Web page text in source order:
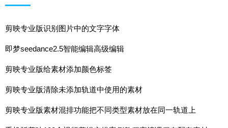
剪映专业版识别图片中的文字字体
即梦seedance2.5智能编辑高级编辑
剪映专业版给素材添加颜色标签
剪映专业版清除未添加轨道中使用的素材
剪映专业版素材混排功能把不同类型素材放在同一轨道上